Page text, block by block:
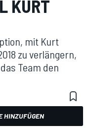
KURT
mit Kurt
zu verlängern,
Team den
HINZUFÜGEN